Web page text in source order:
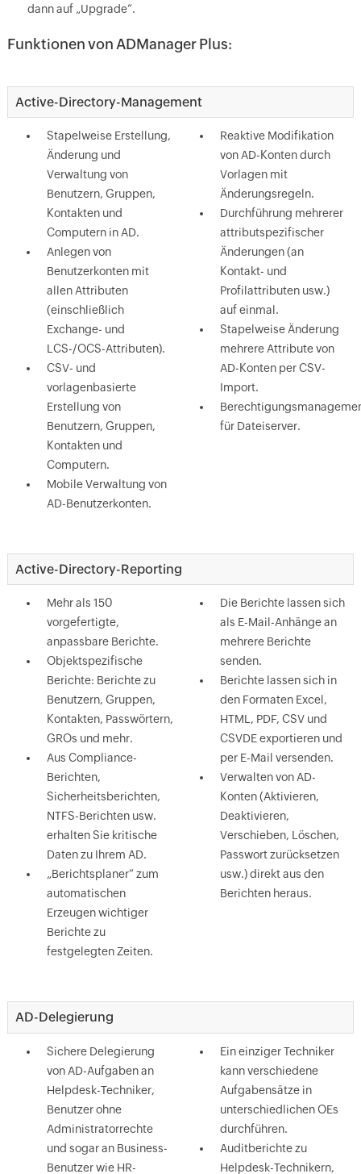
dann auf „Upgrade“.
Funktionen von ADManager Plus:
Active-Directory-Management
Stapelweise Erstellung,
Änderung und
Verwaltung von
Benutzern, Gruppen,
Kontakten und
Computern in AD.
Anlegen von
Benutzerkonten mit
allen Attributen
(einschließlich
Exchange- und
LCS-/OCS-Attributen).
CSV- und
vorlagenbasierte
Erstellung von
Benutzern, Gruppen,
Kontakten und
Computern.
Mobile Verwaltung von
AD-Benutzerkonten.
Reaktive Modifikation
von AD-Konten durch
Vorlagen mit
Änderungsregeln.
Durchführung mehrerer
attributspezifischer
Änderungen (an
Kontakt- und
Profilattributen usw.)
auf einmal.
Stapelweise Änderung
mehrere Attribute von
AD-Konten per CSV-
Import.
für Dateiserver.
Active-Directory-Reporting
Mehr als 150
vorgefertigte,
anpassbare Berichte.
Objektspezifische
Berichte: Berichte zu
Benutzern, Gruppen,
Kontakten, Passwörtern,
GROs und mehr.
Aus Compliance-
Berichten,
Sicherheitsberichten,
NTFS-Berichten usw.
erhalten Sie kritische
Daten zu Ihrem AD.
„Berichtsplaner“ zum
automatischen
Erzeugen wichtiger
Berichte zu
festgelegten Zeiten.
Die Berichte lassen sich
als E-Mail-Anhänge an
mehrere Berichte
senden.
Berichte lassen sich in
den Formaten Excel,
HTML, PDF, CSV und
CSVDE exportieren und
per E-Mail versenden.
Verwalten von AD-
Konten (Aktivieren,
Deaktivieren,
Verschieben, Löschen,
Passwort zurücksetzen
usw.) direkt aus den
Berichten heraus.
AD-Delegierung
Sichere Delegierung
von AD-Aufgaben an
Helpdesk-Techniker,
Benutzer ohne
Administratorrechte
und sogar an Business-
Benutzer wie HR-
Ein einziger Techniker
kann verschiedene
Aufgabensätze in
unterschiedlichen OEs
durchführen.
Auditberichte zu
Helpdesk-Technikern,